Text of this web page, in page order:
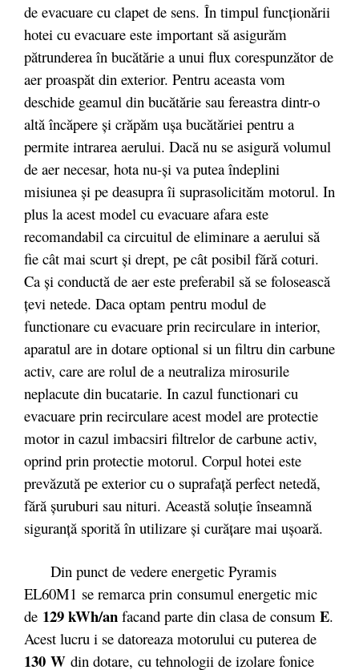
de evacuare cu clapet de sens. În timpul funcţionării
hotei cu evacuare este important să asigurăm
pătrunderea în bucătărie a unui flux corespunzător de
aer proaspăt din exterior. Pentru aceasta vom
deschide geamul din bucătărie sau fereastra dintr-o
altă încăpere şi crăpăm uşa bucătăriei pentru a
permite intrarea aerului. Dacă nu se asigură volumul
de aer necesar, hota nu-şi va putea îndeplini
misiunea şi pe deasupra îi suprasolicităm motorul. In
plus la acest model cu evacuare afara este
recomandabil ca circuitul de eliminare a aerului să
fie cât mai scurt şi drept, pe cât posibil fără coturi.
Ca şi conductă de aer este preferabil să se folosească
ţevi netede. Daca optam pentru modul de
functionare cu evacuare prin recirculare in interior,
aparatul are in dotare optional si un filtru din carbune
activ, care are rolul de a neutraliza mirosurile
neplacute din bucatarie. In cazul functionari cu
evacuare prin recirculare acest model are protectie
motor in cazul imbacsiri filtrelor de carbune activ,
oprind prin protectie motorul. Corpul hotei este
prevăzută pe exterior cu o suprafaţă perfect netedă,
fără şuruburi sau nituri. Această soluţie înseamnă
siguranţă sporită în utilizare şi curăţare mai uşoară.
Din punct de vedere energetic Pyramis
EL60M1 se remarca prin consumul energetic mic
de 129 kWh/an facand parte din clasa de consum E.
Acest lucru i se datoreaza motorului cu puterea de
130 W din dotare, cu tehnologii de izolare fonice